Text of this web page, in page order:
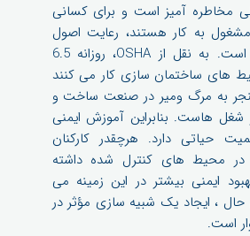
مخاطره آمیز است و برای کسانی
به کار هستند، رعایت اصول
ایمنی بسیار مهم است. به نقل از OSHA، روزانه 6.5
های ساختمان سازی کار می کنند
به مرگ ومیر در صنعت ساخت و
شغل هاست. بنابراین آموزش ایمنی
حیاتی دارد. هرچقدر کارکنان
در محیط های کنترل شده داشته
ایمنی بیشتر در این زمینه می
حال ، ایجاد یک شبیه سازی مؤثر در
است.